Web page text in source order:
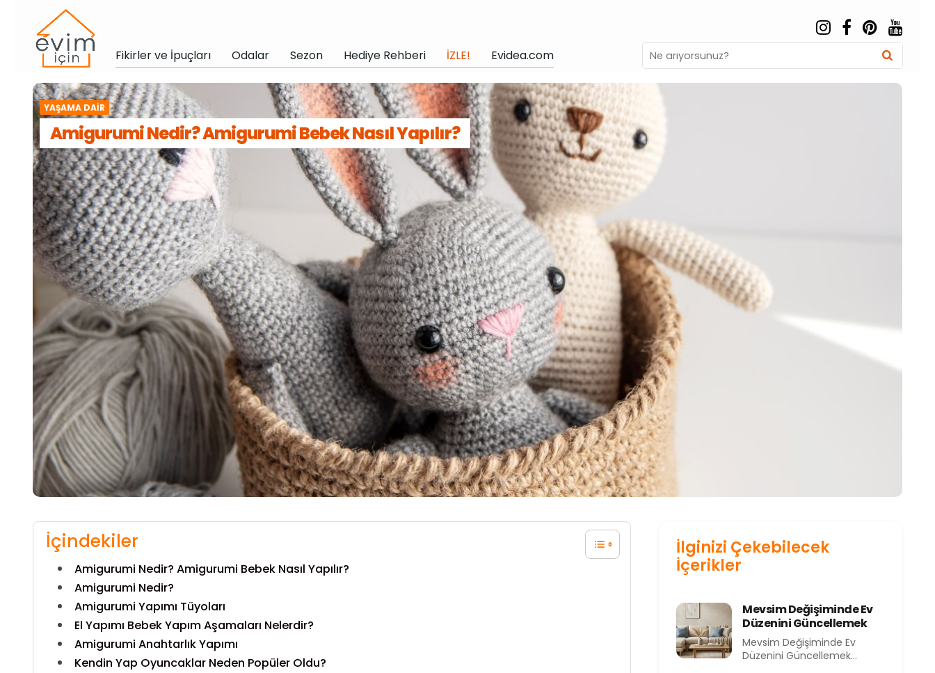
Fikirler ve İpuçları Odalar Sezon Hediye Rehberi İZLE! Evidea.com Search
for:
YAŞAMA DAIR
Amigurumi Nedir? Amigurumi Bebek Nasıl Yapılır?
İçindekiler
Amigurumi Nedir? Amigurumi Bebek Nasıl Yapılır?
Amigurumi Nedir?
Amigurumi Yapımı Tüyoları
El Yapımı Bebek Yapım Aşamaları Nelerdir?
Amigurumi Anahtarlık Yapımı
Kendin Yap Oyuncaklar Neden Popüler Oldu?
İlginizi Çekebilecek
İçerikler
Mevsim Değişiminde Ev
Düzenini Güncellemek
Mevsim Değişiminde Ev
Düzenini Güncellemek